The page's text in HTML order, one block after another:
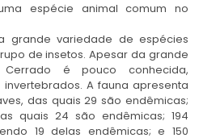
espécie animal comum no
grande variedade de espécies
de insetos. Apesar da grande
é pouco conhecida,
A fauna apresenta
das quais 29 são endêmicas;
quais 24 são endêmicas; 194
19 delas endêmicas; e 150